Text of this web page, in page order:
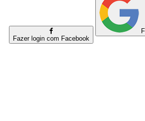
Fazer login com Facebook